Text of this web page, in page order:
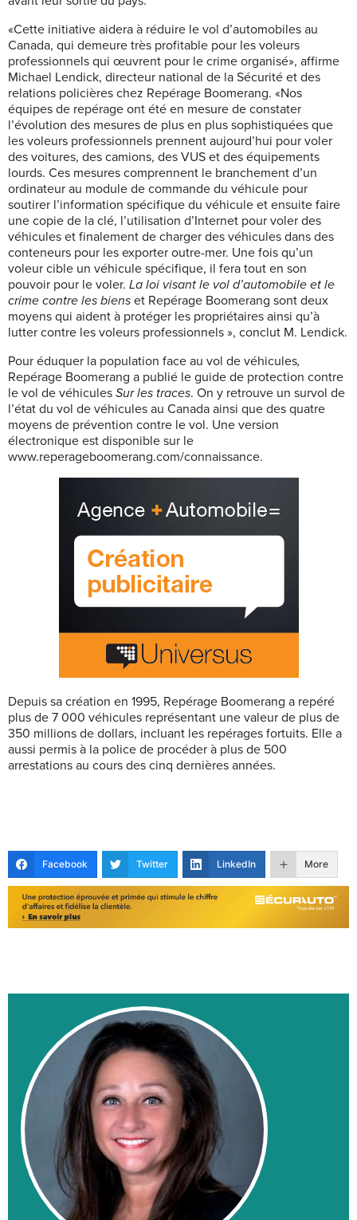
«Cette initiative aidera à réduire le vol d’automobiles au
Canada, qui demeure très profitable pour les voleurs
professionnels qui œuvrent pour le crime organisé», affirme
Michael Lendick, directeur national de la Sécurité et des
relations policières chez Repérage Boomerang. «Nos
équipes de repérage ont été en mesure de constater
l’évolution des mesures de plus en plus sophistiquées que
les voleurs professionnels prennent aujourd’hui pour voler
des voitures, des camions, des VUS et des équipements
lourds. Ces mesures comprennent le branchement d’un
ordinateur au module de commande du véhicule pour
soutirer l’information spécifique du véhicule et ensuite faire
une copie de la clé, l’utilisation d’Internet pour voler des
véhicules et finalement de charger des véhicules dans des
conteneurs pour les exporter outre-mer. Une fois qu’un
voleur cible un véhicule spécifique, il fera tout en son
pouvoir pour le voler. La loi visant le vol d’automobile et le
crime contre les biens et Repérage Boomerang sont deux
moyens qui aident à protéger les propriétaires ainsi qu’à
lutter contre les voleurs professionnels », conclut M. Lendick.
Pour éduquer la population face au vol de véhicules,
Repérage Boomerang a publié le guide de protection contre
le vol de véhicules Sur les traces. On y retrouve un survol de
l’état du vol de véhicules au Canada ainsi que des quatre
moyens de prévention contre le vol. Une version
électronique est disponible sur le
www.reperageboomerang.com/connaissance.
Depuis sa création en 1995, Repérage Boomerang a repéré
plus de 7 000 véhicules représentant une valeur de plus de
350 millions de dollars, incluant les repérages fortuits. Elle a
aussi permis à la police de procéder à plus de 500
arrestations au cours des cinq dernières années.
Facebook Twitter LinkedIn More